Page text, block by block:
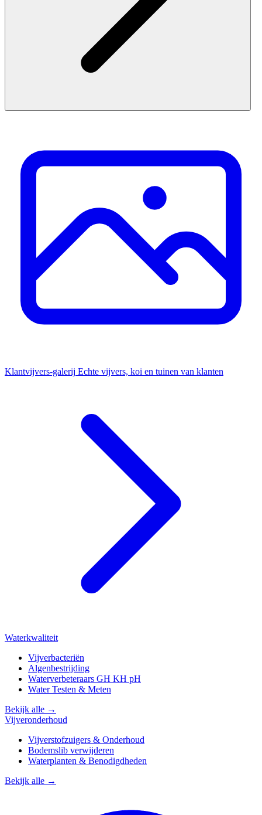
Klantvijvers-galerij Echte vijvers, koi en tuinen van klanten
Waterkwaliteit
Vijverbacteriën
Algenbestrijding
Waterverbeteraars GH KH pH
Water Testen & Meten
Bekijk alle →
Vijveronderhoud
Vijverstofzuigers & Onderhoud
Bodemslib verwijderen
Waterplanten & Benodigdheden
Bekijk alle →